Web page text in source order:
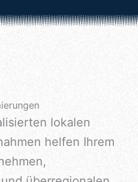
lokalen
helfen Ihrem